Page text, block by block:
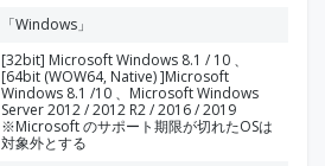
「Windows」
[32bit] Microsoft Windows 8.1 / 10 、
[64bit (WOW64, Native) ]Microsoft
Windows 8.1 /10 、Microsoft Windows
Server 2012 / 2012 R2 / 2016 / 2019
※Microsoft のサポート期限が切れたOSは
対象外とする